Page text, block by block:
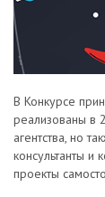
В Конкурсе
реализованы в
агентства, но
консультанты и
проекты